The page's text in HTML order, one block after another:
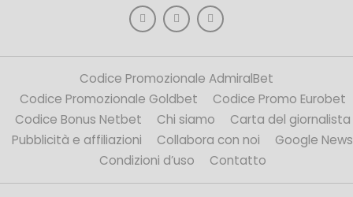
Codice Promozionale AdmiralBet
Codice Promozionale Goldbet
Codice Promo Eurobet
Codice Bonus Netbet
Chi siamo
Carta del giornalista
Pubblicità e affiliazioni
Collabora con noi
Google News
Condizioni d’uso
Contatto